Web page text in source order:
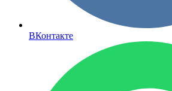
ВКонтакте